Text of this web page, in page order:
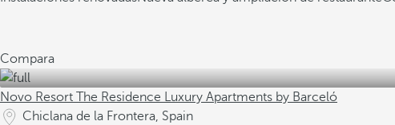
Compara
Novo Resort The Residence Luxury Apartments by Barceló
Chiclana de la Frontera, Spain